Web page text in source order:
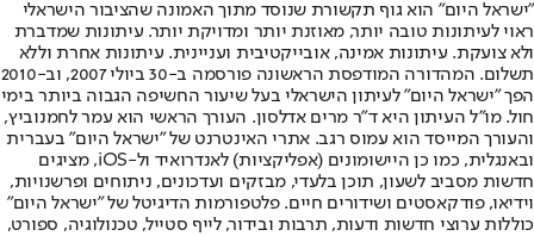
"ישראל היום" הוא גוף תקשורת שנוסד מתוך האמונה שהציבור הישראלי
ראוי לעיתונות טובה יותר, מאוזנת יותר ומדויקת יותר. עיתונות שמדברת
ולא צועקת. עיתונות אמינה, אובייקטיבית ועניינית. עיתונות אחרת וללא
תשלום. המהדורה המודפסת הראשונה פורסמה ב-30 ביולי 2007, וב-2010
הפך "ישראל היום" לעיתון הישראלי בעל שיעור החשיפה הגבוה ביותר בימי
חול. מו"ל העיתון היא ד"ר מרים אדלסון. העורך הראשי הוא עמר לחמנוביץ,
והעורך המייסד הוא עמוס רגב. אתרי האינטרנט של "ישראל היום" בעברית
ובאנגלית, כמו כן היישומונים (אפליקציות) לאנדרואיד ול-iOS, מציגים
חדשות מסביב לשעון, תוכן בלעדי, מבזקים ועדכונים, ניתוחים ופרשנויות,
וידיאו, פודקאסטים ושידורים חיים. פלטפורמות הדיגיטל של "ישראל היום"
כוללות ערוצי חדשות ודעות, תרבות ובידור, לייף סטייל, טכנולוגיה, ספורט,